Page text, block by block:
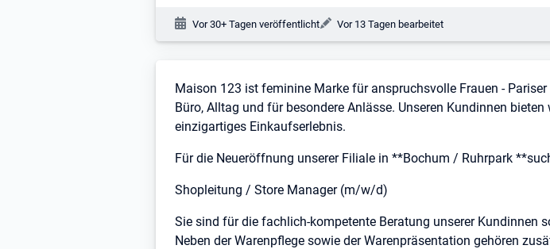
Veröffentlichungsdatum:
Vor 30+ Tagen veröffentlicht Änderungsdatum:
Vor 13 Tagen bearbeitet
Stellenbeschreibung
Maison 123 ist feminine Marke für anspruchsvolle Frauen -
Büro, Alltag und für besondere Anlässe. Unseren Kundinnen
einzigartiges Einkaufserlebnis.
Für die Neueröffnung unserer Filiale in **Bochum / Ruhrpark
Shopleitung / Store Manager (m/w/d)
Sie sind für die fachlich-kompetente Beratung unserer Kundinnen
Neben der Warenpflege sowie der Warenpräsentation gehören